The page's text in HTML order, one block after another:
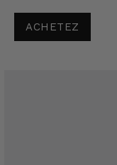
ACHETEZ